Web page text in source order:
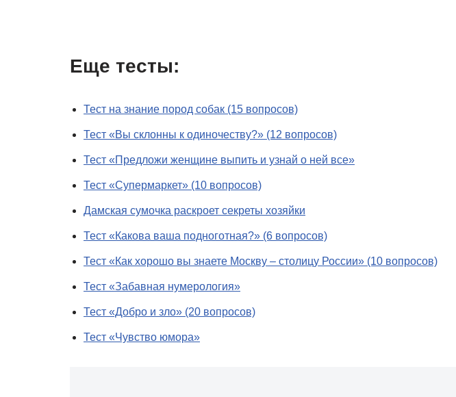
Еще тесты:
Тест на знание пород собак (15 вопросов)
Тест «Вы склонны к одиночеству?» (12 вопросов)
Тест «Предложи женщине выпить и узнай о ней все»
Тест «Супермаркет» (10 вопросов)
Дамская сумочка раскроет секреты хозяйки
Тест «Какова ваша подноготная?» (6 вопросов)
Тест «Как хорошо вы знаете Москву – столицу России» (10 вопросов)
Тест «Забавная нумерология»
Тест «Добро и зло» (20 вопросов)
Тест «Чувство юмора»